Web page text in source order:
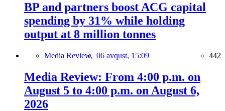
BP and partners boost ACG capital
spending by 31% while holding
output at 8 million tonnes
Media Review, 06 avqust, 15:09 442
Media Review: From 4:00 p.m. on
August 5 to 4:00 p.m. on August 6,
2026